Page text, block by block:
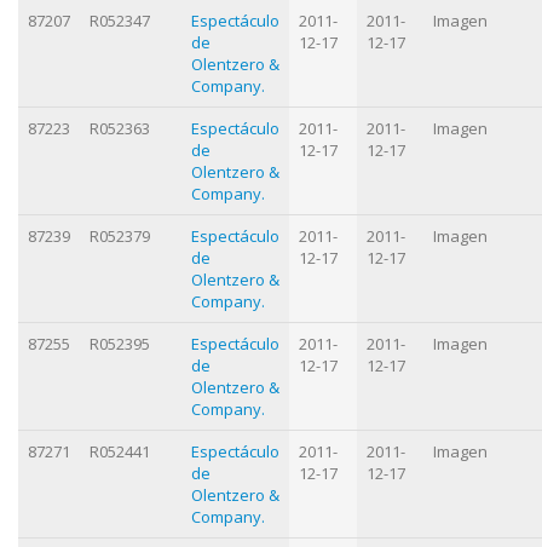
87207 R052347
Espectáculo
de
Olentzero &
Company.
2011-
12-17
2011-
12-17
Imagen
87223 R052363
Espectáculo
de
Olentzero &
Company.
2011-
12-17
2011-
12-17
Imagen
87239 R052379
Espectáculo
de
Olentzero &
Company.
2011-
12-17
2011-
12-17
Imagen
87255 R052395
Espectáculo
de
Olentzero &
Company.
2011-
12-17
2011-
12-17
Imagen
87271 R052441
Espectáculo
de
Olentzero &
Company.
2011-
12-17
2011-
12-17
Imagen